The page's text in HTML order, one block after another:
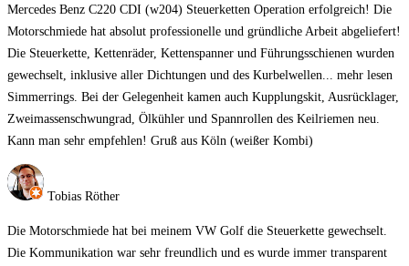
Mercedes Benz C220 CDI (w204) Steuerketten Operation erfolgreich! Die
Motorschmiede hat absolut professionelle und gründliche Arbeit abgeliefert!
Die Steuerkette, Kettenräder, Kettenspanner und Führungsschienen wurden
gewechselt, inklusive aller Dichtungen und des Kurbelwellen ... mehr lesen
Simmerrings. Bei der Gelegenheit kamen auch Kupplungskit, Ausrücklager,
Zweimassenschwungrad, Ölkühler und Spannrollen des Keilriemen neu.
Kann man sehr empfehlen! Gruß aus Köln (weißer Kombi)
Tobias Röther
Die Motorschmiede hat bei meinem VW Golf die Steuerkette gewechselt.
Die Kommunikation war sehr freundlich und es wurde immer transparent